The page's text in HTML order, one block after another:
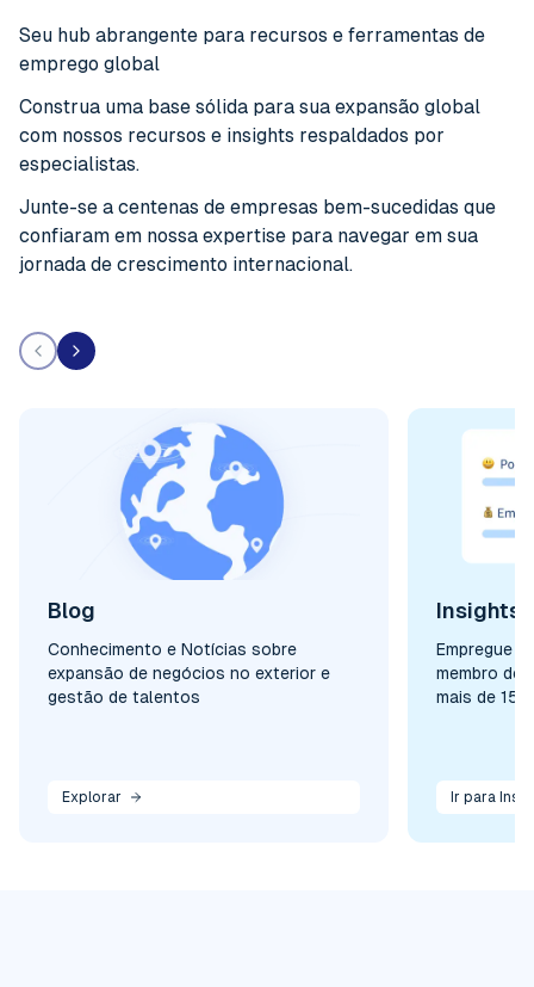
Seu hub abrangente para recursos e ferramentas de
emprego global
Construa uma base sólida para sua expansão global
com nossos recursos e insights respaldados por
especialistas.
Junte-se a centenas de empresas bem-sucedidas que
confiaram em nossa expertise para navegar em sua
jornada de crescimento internacional.
Blog
Conhecimento e Notícias sobre
expansão de negócios no exterior e
gestão de talentos
Explorar
Insights
Empregue
membro de
mais de
Ir para